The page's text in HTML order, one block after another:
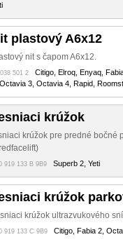
plastový A6x12
nit s čapom A6x12.
501 2 Citigo, Elroq, Enyaq,
3, Octavia 4, Rapid,
krúžok
krúžok pre predné bočné
919 133 B 9B9 Superb 2, Yeti
krúžok
krúžok ultrazvukového
919 133 C 9B9 Citigo, Fabia 2,